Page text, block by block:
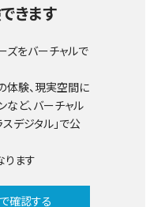
きます
をバーチャルで
体験、現実空間に
など、バーチャル
デジタル」で公
ます
確認する